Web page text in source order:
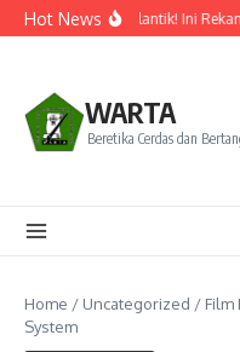
Lewati ke konten
Hot NewsResmi Dilantik! Ini
WARTA
Beretika Cerdas dan
Home / Uncategorized / Film
System